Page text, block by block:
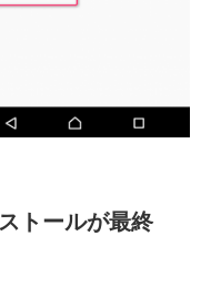
トールが最終